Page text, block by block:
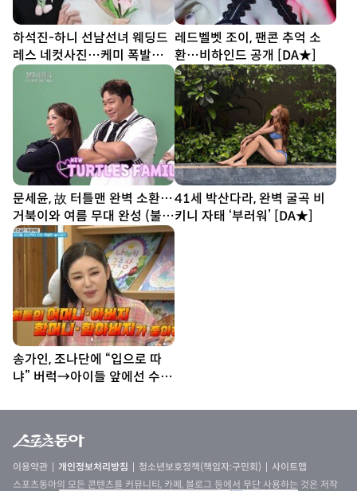
하석진-하니 선남선녀 웨딩드
레스 네컷사진…케미 폭발
[DA★]
레드벨벳 조이, 팬콘 추억 소
환…비하인드 공개 [DA★]
문세윤, 故 터틀맨 완벽 소환…
거북이와 여름 무대 완성 (불후
의 명곡)
41세 박산다라, 완벽 굴곡 비
키니 자태 ‘부러워’ [DA★]
송가인, 조나단에 “입으로 따
냐” 버럭→아이들 앞에선 수줍
이용약관 개인정보처리방침 청소년보호정책(책임자:구민회)
사이트맵
스포츠동아의 모든 콘텐츠를 커뮤니티, 카페, 블로그 등에서 무단 사용하는 것은 저작